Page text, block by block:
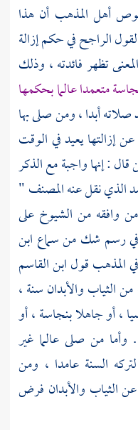
أهل المذهب أن هذا
الراجح في حكم إزالة
تظهر فائدته ، وذلك
متعمدا عالما بحكمها
صلاته أبدا ، ومن صلى بها
عن إزالتها يعيد في الوقت
: إنها واجبة مع الذكر
الذي نقل عنهالمصنف"
وافقه من الشيوخ على
في رسم شك من سماع ابن
المذهب قولابن القاسم
الثياب والأبدان سنة ،
أو جاهلا بنجاسة ، أو
وأما من صلى عالما غير
السنة عامدا ، ومن
الثياب والأبدان فرض